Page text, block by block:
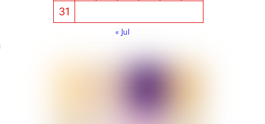
31
« Jul